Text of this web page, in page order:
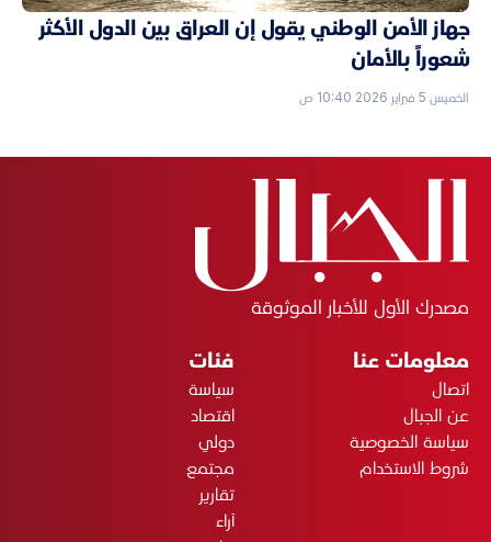
جهاز الأمن الوطني يقول إن العراق بين الدول الأكثر
شعوراً بالأمان
الخميس 5 فبراير 2026 10:40 ص
مصدرك الأول للأخبار الموثوقة
معلومات عنا
اتصال
عن الجبال
سياسة الخصوصية
شروط الاستخدام
فئات
سياسة
اقتصاد
دولي
مجتمع
تقارير
آراء